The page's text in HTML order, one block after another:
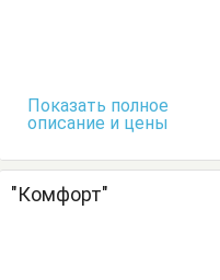
Показать полное
описание и цены
"Комфорт"